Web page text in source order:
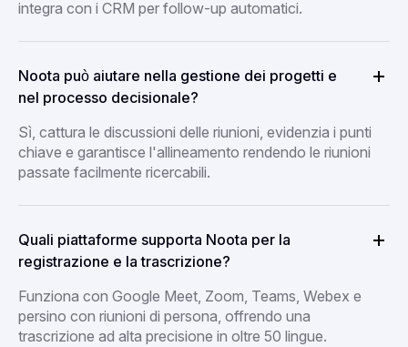
integra con i CRM per follow-up automatici.
Noota può aiutare nella gestione dei progetti e
nel processo decisionale?
Sì, cattura le discussioni delle riunioni, evidenzia i punti
chiave e garantisce l'allineamento rendendo le riunioni
passate facilmente ricercabili.
Quali piattaforme supporta Noota per la
registrazione e la trascrizione?
Funziona con Google Meet, Zoom, Teams, Webex e
persino con riunioni di persona, offrendo una
trascrizione ad alta precisione in oltre 50 lingue.